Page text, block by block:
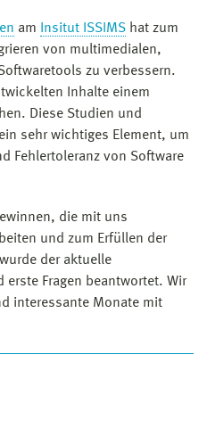
am Insitut ISSIMS hat zum
von multimedialen,
zu verbessern.
Inhalte einem
Diese Studien und
sehr wichtiges Element, um
Fehlertoleranz von Software
die mit uns
und zum Erfüllen der
der aktuelle
Fragen beantwortet. Wir
interessante Monate mit